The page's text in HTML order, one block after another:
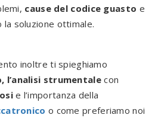
cause del codice guasto e
soluzione ottimale.
inoltre ti spieghiamo
l’analisi strumentalecon
e l’importanza della
o come preferiamo noi